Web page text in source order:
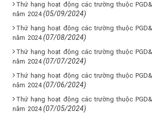
Thứ hạng hoạt động các trường thuộc
năm 2024 (05/09/2024)
Thứ hạng hoạt động các trường thuộc
năm 2024 (07/08/2024)
Thứ hạng hoạt động các trường thuộc
năm 2024 (07/07/2024)
Thứ hạng hoạt động các trường thuộc
năm 2024 (07/06/2024)
Thứ hạng hoạt động các trường thuộc
năm 2024 (07/05/2024)